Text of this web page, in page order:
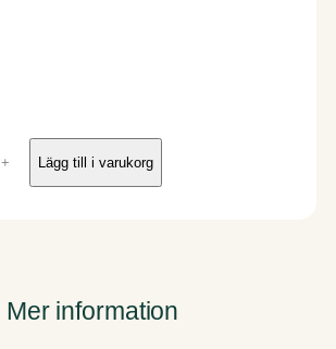
+ Lägg till i varukorg
Mer information